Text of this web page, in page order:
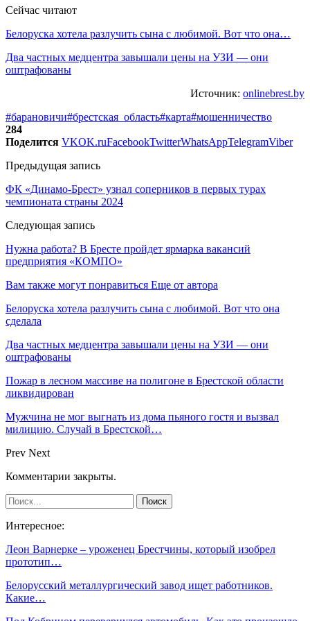
Сейчас читают
Белоруска хотела разлучить сына с любимой. Вот что она…
Два частных медцентра завышали цены на УЗИ — они
оштрафованы
Источник: onlinebrest.by
#барановичи#брестская_область#карта#мошенничество
284
Поделится VKOK.ruFacebookTwitterWhatsAppTelegramViber
Предыдущая запись
ФК «Динамо-Брест» узнал соперников в первых турах
чемпионата страны 2024
Следующая запись
Нужна работа? В Бресте пройдет ярмарка вакансий
предприятия «КОМПО»
Вам также могут понравиться Еще от автора
Белоруска хотела разлучить сына с любимой. Вот что она
сделала
Два частных медцентра завышали цены на УЗИ — они
оштрафованы
Пожар в лесном массиве на полигоне в Брестской области
ликвидирован
Мужчина не мог выгнать из дома пьяного гостя и вызвал
милицию. Случай в Брестской…
Prev Next
Комментарии закрыты.
Интересное:
Леон Варнерке – уроженец Брестчины, который изобрел
прототип…
Белорусский металлургический завод ищет работников.
Какие…